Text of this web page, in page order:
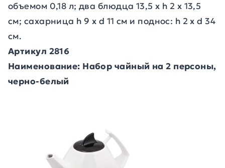
объемом 0,18 л; два блюдца 13,5 х h 2 х 13,5
см; сахарница h 9 х d 11 см и поднос: h 2 х d 34
см.
Артикул 2816
Наименование: Набор чайный на 2 персоны,
черно-белый